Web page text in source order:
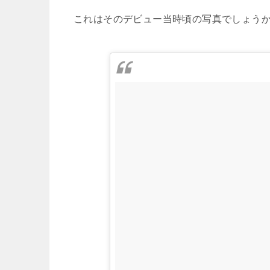
これはそのデビュー当時頃の写真でしょう